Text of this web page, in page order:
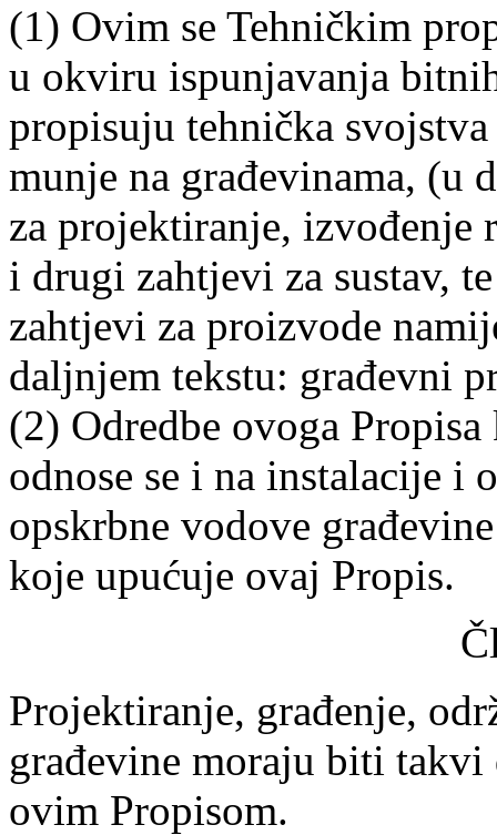
(1) Ovim se Tehničkim
u okviru ispunjavanja
propisuju tehnička
munje na građevinama, (u
za projektiranje, izvođenje
i drugi zahtjevi za sustav,
zahtjevi za proizvode
daljnjem tekstu: građevni
(2) Odredbe ovoga
odnose se i na instalacije i
opskrbne vodove
koje upućuje ovaj Propis.
Projektiranje, građenje,
građevine moraju biti takvi
ovim Propisom.